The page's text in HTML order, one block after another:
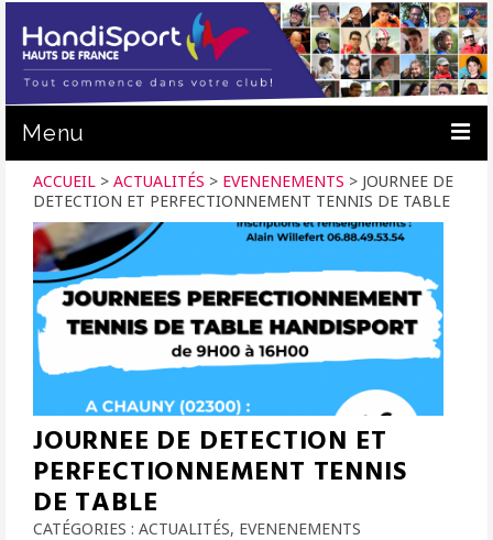
Menu
ACTUALITÉS
C.R. HANDISPORT
PRATIQUER
PRÊT DE MATÉRIEL
FORMATION
NOUS SOUTENIR
CALENDRIER
ACCUEIL > ACTUALITÉS > EVENENEMENTS > JOURNEE DE
DETECTION ET PERFECTIONNEMENT TENNIS DE TABLE
JOURNEE DE DETECTION ET
PERFECTIONNEMENT TENNIS
DE TABLE
CATÉGORIES : ACTUALITÉS, EVENENEMENTS